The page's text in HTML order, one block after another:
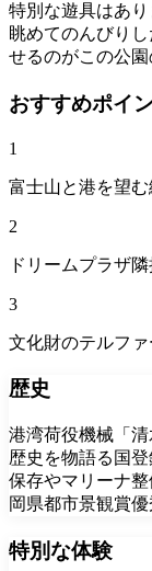
特別な遊具はあ
眺めてのんびり
せるのがこの公園
おすすめポイ
1
富士山と港を望
2
ドリームプラザ
3
文化財のテルフ
歴史
港湾荷役機械「
歴史を物語る国
保存やマリーナ
岡県都市景観賞
特別な体験